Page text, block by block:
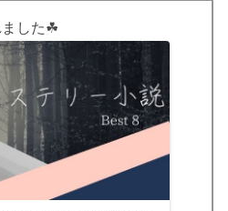
した☘